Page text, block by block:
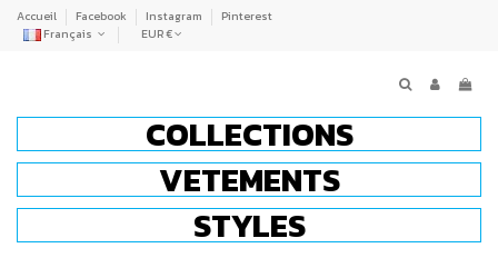
Accueil Facebook Instagram
Pinterest
Français
EUR €
COLLECTIONS
VETEMENTS
STYLES